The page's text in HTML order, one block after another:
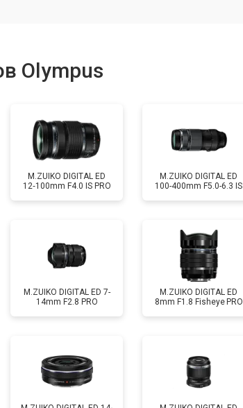
Olympus
M.ZUIKO DIGITAL ED
12‑100mm F4.0 IS PRO
M.ZUIKO DIGITAL ED
100-400mm F5.0-6.3 IS
M.ZUIKO DIGITAL ED 7-
14mm F2.8 PRO
M.ZUIKO DIGITAL ED
8mm F1.8 Fisheye PRO